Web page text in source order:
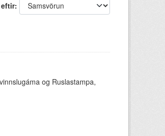
eftir
og Ruslastampa,